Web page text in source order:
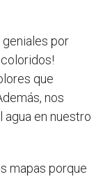
por
que
nos
agua en nuestro
mapas porque